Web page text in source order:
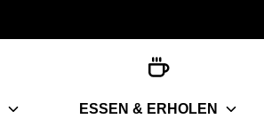
ESSEN & ERHOLEN